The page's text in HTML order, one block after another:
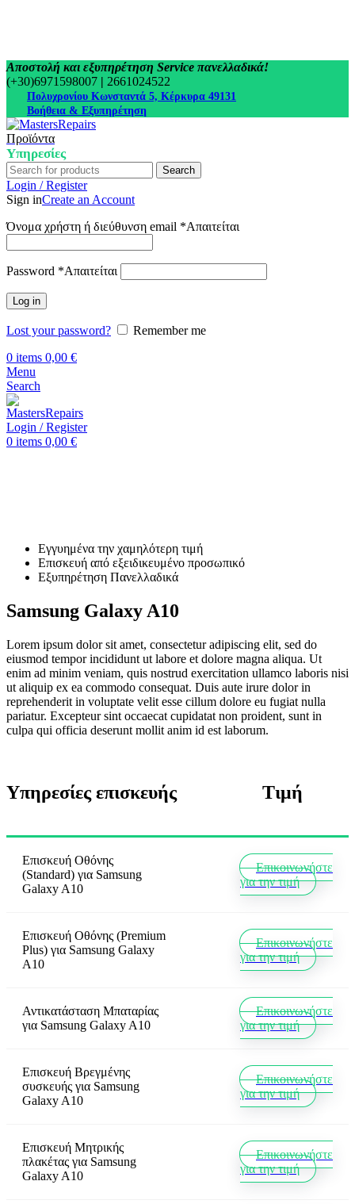
Αποστολή και εξυπηρέτηση Service πανελλαδικά!
(+30)6971598007 | 2661024522
Πολυχρονίου Κωνσταντά 5, Κέρκυρα 49131
Βοήθεια & Εξυπηρέτηση
Προϊόντα
Υπηρεσίες
Search
Login / Register
Sign inCreate an Account
Όνομα χρήστη ή διεύθυνση email *Απαιτείται
Password *Απαιτείται
Log in
Lost your password?
Remember me
0 items 0,00 €
Menu
Search
Login / Register
0 items 0,00 €
Εγγυημένα την χαμηλότερη τιμή
Επισκευή από εξειδικευμένο προσωπικό
Εξυπηρέτηση Πανελλαδικά
Samsung Galaxy A10
Lorem ipsum dolor sit amet, consectetur adipiscing elit, sed do
eiusmod tempor incididunt ut labore et dolore magna aliqua. Ut
enim ad minim veniam, quis nostrud exercitation ullamco laboris nisi
ut aliquip ex ea commodo consequat. Duis aute irure dolor in
reprehenderit in voluptate velit esse cillum dolore eu fugiat nulla
pariatur. Excepteur sint occaecat cupidatat non proident, sunt in
culpa qui officia deserunt mollit anim id est laborum.
Υπηρεσίες επισκευής Τιμή
Επισκευή Οθόνης
(Standard) για Samsung
Galaxy A10
Επικοινωνήστε
για την τιμή
Επισκευή Οθόνης (Premium
Plus) για Samsung Galaxy
A10
Επικοινωνήστε
για την τιμή
Αντικατάσταση Μπαταρίας
για Samsung Galaxy A10
Επικοινωνήστε
για την τιμή
Επισκευή Βρεγμένης
συσκευής για Samsung
Galaxy A10
Επικοινωνήστε
για την τιμή
Επισκευή Μητρικής
πλακέτας για Samsung
Galaxy A10
Επικοινωνήστε
για την τιμή